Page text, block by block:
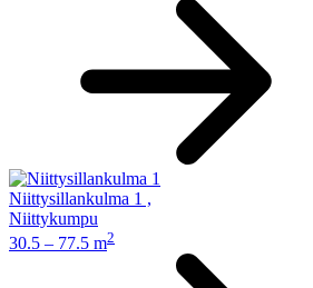
Niittysillankulma 1 ,
Niittykumpu
30.5 – 77.5 m2